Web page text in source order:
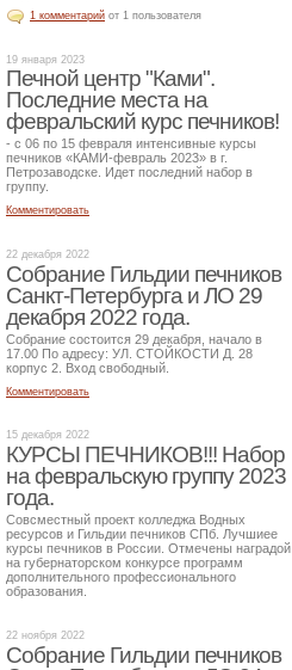
1 комментарий от 1 пользователя
19 января 2023
Печной центр "Ками".
Последние места на
февральский курс печников!
- с 06 по 15 февраля интенсивные курсы
печников «КАМИ-февраль 2023» в г.
Петрозаводске. Идет последний набор в
группу.
Комментировать
22 декабря 2022
Собрание Гильдии печников
Санкт-Петербурга и ЛО 29
декабря 2022 года.
Собрание состоится 29 декабря, начало в
17.00 По адресу: УЛ. СТОЙКОСТИ Д. 28
корпус 2. Вход свободный.
Комментировать
15 декабря 2022
КУРСЫ ПЕЧНИКОВ!!! Набор
на февральскую группу 2023
года.
Совсместный проект колледжа Водных
ресурсов и Гильдии печников СПб. Лучшиее
курсы печников в России. Отмечены наградой
на губернаторском конкурсе программ
дополнительного профессионального
образования.
22 ноября 2022
Собрание Гильдии печников